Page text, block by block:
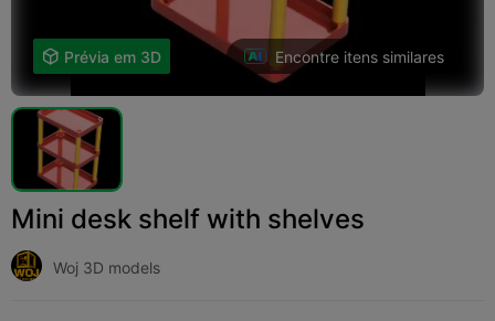
 Prévia em 3D Encontre itens similares
Mini desk shelf with shelves
Woj 3D models